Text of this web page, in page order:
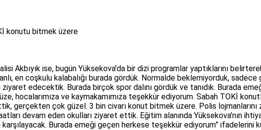
konutu bitmek üzere
Akbıyık ise, bugün Yüksekova'da bir dizi programlar yaptıklarını
en coşkulu kalabalığı burada gördük. Normalde beklemiyorduk, sadece
edecektik. Burada birçok spor dalını gördük ve tanıdık. Burada
hocalarımıza ve kaymakamımıza teşekkür ediyorum. Sabah TOKİ
gerçekten çok güzel. 3 bin civarı konut bitmek üzere. Polis lojmanlarını
devam eden okulları ziyaret ettik. Eğitim alanında Yüksekova'nın
Burada emeği geçen herkese teşekkür ediyorum” ifadelerini